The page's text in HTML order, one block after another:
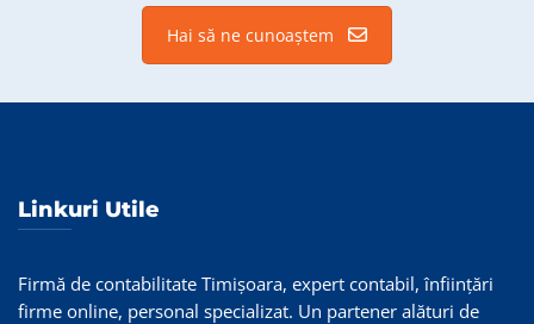
Hai să ne cunoaștem
Linkuri Utile
Firmă de contabilitate Timişoara, expert contabil, înființări
firme online, personal specializat. Un partener alături de